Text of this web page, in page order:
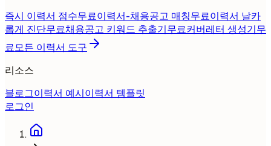
즉시 이력서 점수무료이력서-채용공고 매칭무료이력서 날카
롭게 진단무료채용공고 키워드 추출기무료커버레터 생성기무
료모든 이력서 도구
리소스
블로그이력서 예시이력서 템플릿
로그인